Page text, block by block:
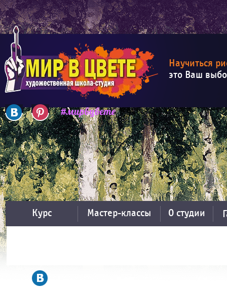
Научиться
это Ваш
Курс Мастер-классы О студии